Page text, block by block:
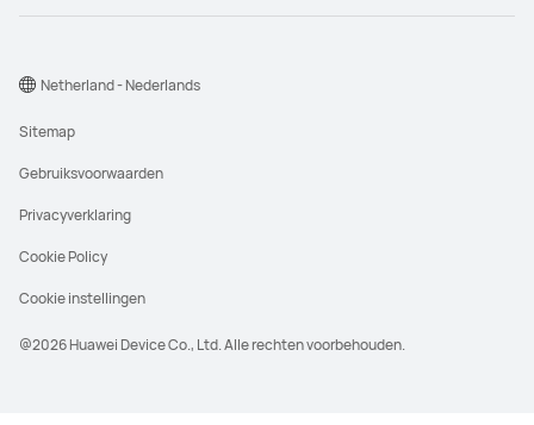
@2026 Huawei Device Co., Ltd. Alle rechten voorbehouden.
Sitemap
Gebruiksvoorwaarden
Privacyverklaring
Cookie Policy
Cookie instellingen
Netherland - Nederlands